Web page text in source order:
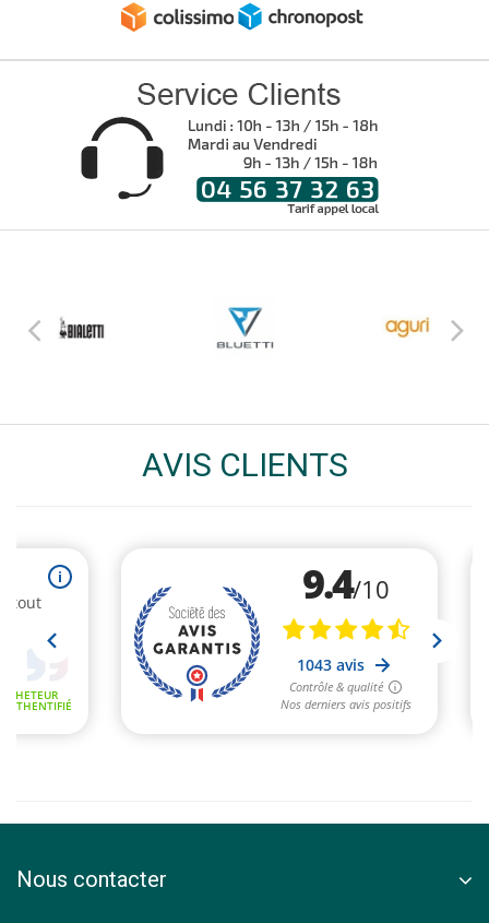
AVIS CLIENTS
Nous contacter